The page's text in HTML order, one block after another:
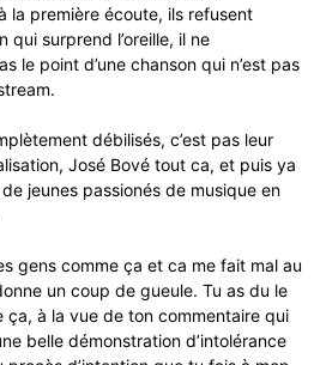
la première écoute, ils refusent
qui surprend l’oreille, il ne
le point d’une chanson qui n’est pas
débilisés, c’est pas leur
José Bové tout ca, et puis ya
jeunes passionés de musique en
gens comme ça et ca me fait mal au
un coup de gueule. Tu as du le
ça, à la vue de ton commentaire qui
belle démonstration d’intolérance